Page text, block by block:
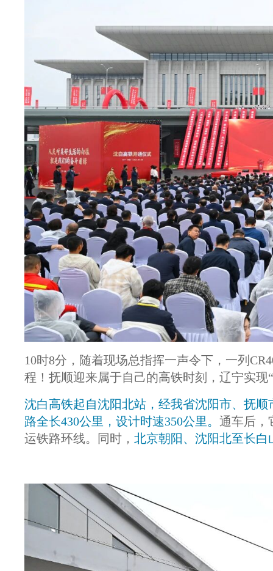
10时8分，随着现场总指挥一声令下，一列
程！抚顺迎来属于自己的高铁时刻，辽宁实现
沈白高铁起自沈阳北站，经我省沈阳市、抚
路全长430公里，设计时速350公里。 通车后，
运铁路环线。同时， 北京朝阳、沈阳北至长白